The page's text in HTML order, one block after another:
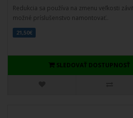
Redukcia sa používa na zmenu veľkosti
možné príslušenstvo namontovať..
21,50€
SLEDOVAŤ DOSTUPNOSŤ